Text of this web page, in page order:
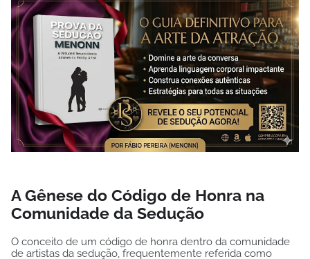
A Gênese do Código de Honra na
Comunidade da Sedução
O conceito de um código de honra dentro da comunidade
de artistas da sedução, frequentemente referida como